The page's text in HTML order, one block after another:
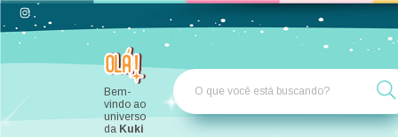
Bem-
vindo ao
universo
da Kuki